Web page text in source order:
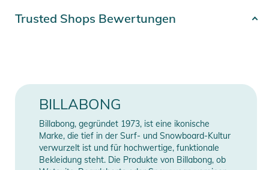
Sicherheitshinweise
Farbe
Erscheinungsjahr 2026
Manufacturer
Herstellerangaben
Trusted Shops Bewertungen
BILLABONG
Billabong, gegründet 1973, ist eine ikonische
Marke, die tief in der Surf- und Snowboard-Kultur
verwurzelt ist und für hochwertige, funktionale
Bekleidung steht. Die Produkte von Billabong, ob